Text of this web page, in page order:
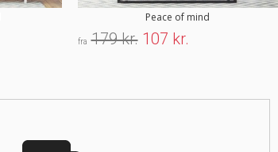
Peace of mind
fra 179 kr. 107 kr.